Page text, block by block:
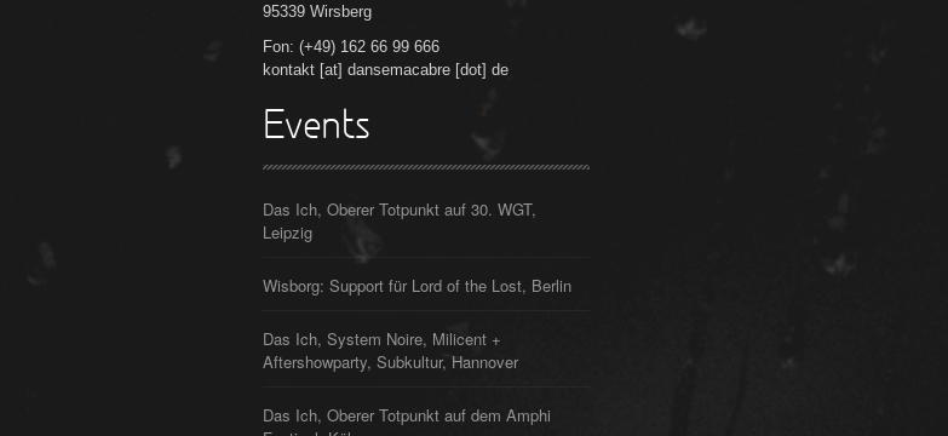
95339 Wirsberg
Fon: (+49) 162 66 99 666
kontakt [at] dansemacabre [dot] de
Events
Das Ich, Oberer Totpunkt auf 30. WGT,
Leipzig
Wisborg: Support für Lord of the Lost, Berlin
Das Ich, System Noire, Milicent +
Aftershowparty, Subkultur, Hannover
Das Ich, Oberer Totpunkt auf dem Amphi